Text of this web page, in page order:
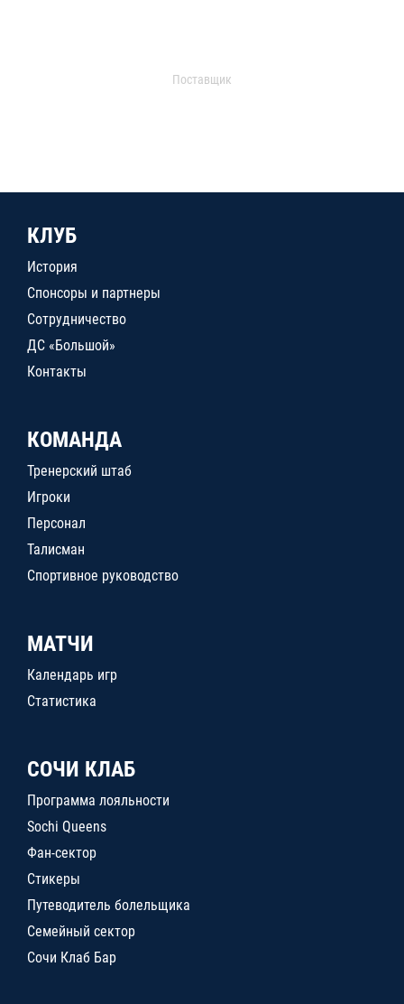
Поставщик
КЛУБ
История
Спонсоры и партнеры
Сотрудничество
ДС «Большой»
Контакты
КОМАНДА
Тренерский штаб
Игроки
Персонал
Талисман
Спортивное руководство
МАТЧИ
Календарь игр
Статистика
СОЧИ КЛАБ
Программа лояльности
Sochi Queens
Фан-сектор
Стикеры
Путеводитель болельщика
Семейный сектор
Сочи Клаб Бар